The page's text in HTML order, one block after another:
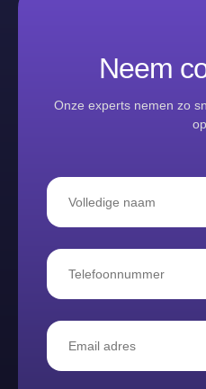
Neem
Onze experts nemen zo
op.